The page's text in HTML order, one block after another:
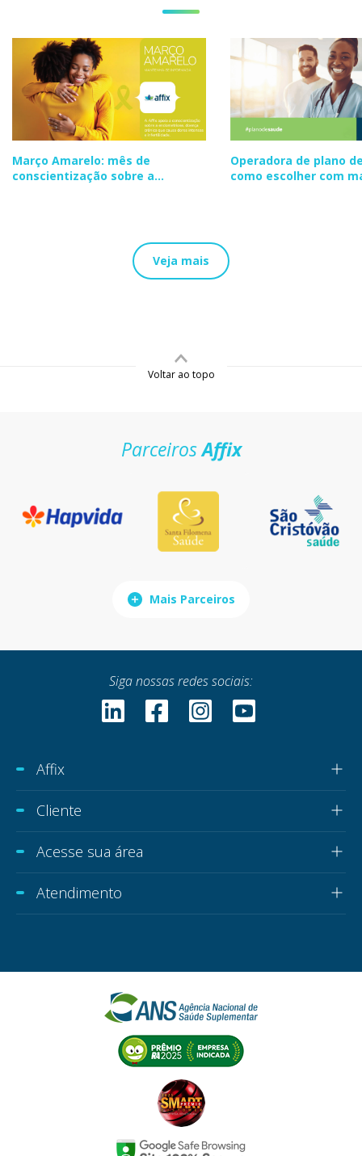
Março Amarelo: mês de
conscientização sobre a
Operadora de plano
como escolher com
Veja mais
Voltar ao topo
ParceirosAffix
Mais Parceiros
Siga nossas redes sociais:
Affix
Cliente
Acesse sua área
Atendimento